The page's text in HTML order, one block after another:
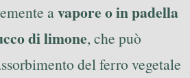
avapore o in padella
di limone, che può
del ferro vegetale